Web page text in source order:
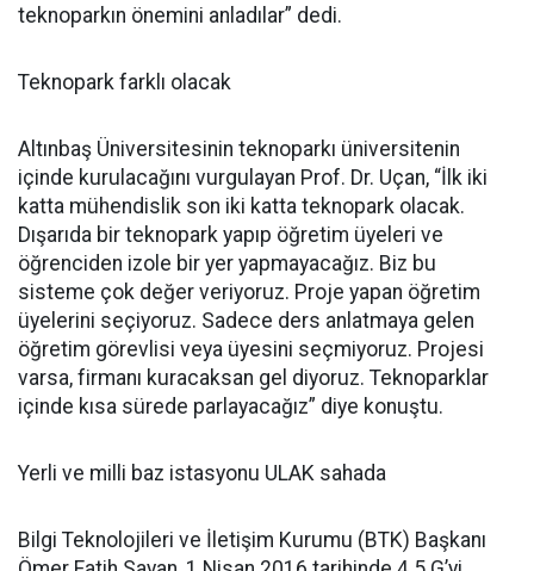
teknoparkın önemini anladılar” dedi.
Teknopark farklı olacak
Altınbaş Üniversitesinin teknoparkı üniversitenin
içinde kurulacağını vurgulayan Prof. Dr. Uçan, “İlk iki
katta mühendislik son iki katta teknopark olacak.
Dışarıda bir teknopark yapıp öğretim üyeleri ve
öğrenciden izole bir yer yapmayacağız. Biz bu
sisteme çok değer veriyoruz. Proje yapan öğretim
üyelerini seçiyoruz. Sadece ders anlatmaya gelen
öğretim görevlisi veya üyesini seçmiyoruz. Projesi
varsa, firmanı kuracaksan gel diyoruz. Teknoparklar
içinde kısa sürede parlayacağız” diye konuştu.
Yerli ve milli baz istasyonu ULAK sahada
Bilgi Teknolojileri ve İletişim Kurumu (BTK) Başkanı